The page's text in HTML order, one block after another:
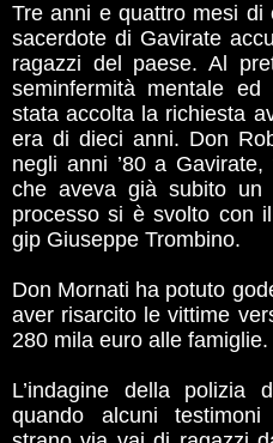
Tre anni e quattro mesi di
sacerdote di Gavirate
ragazzi del paese. Al
seminfermità mentale
stata accolta la richiesta
era di dieci anni. Don
negli anni ’80 a
che aveva già subito un
processo si è svolto con
gip Giuseppe Trombino.
Don Mornati ha potuto
aver risarcito le vittime
280 mila euro alle famiglie.
L’indagine della polizia
quando alcuni